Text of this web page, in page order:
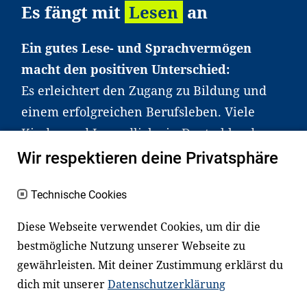
Es fängt mit Lesen an
Ein gutes Lese- und Sprachvermögen
macht den positiven Unterschied:
Es erleichtert den Zugang zu Bildung und
einem erfolgreichen Berufsleben. Viele
Kinder und Jugendliche in Deutschland
haben aber große Schwierigkeiten dabei.
an Familien sowie an Erzieher*innen,
Lehrer*innen und andere
Fachexpert*innen. Dafür arbeiten wir eng
mit Ministerien, wissenschaftlichen
Einrichtungen, Verbänden, Unternehmen
Wir respektieren deine Privatsphäre
Technische Cookies
Diese Webseite verwendet Cookies, um dir die
bestmögliche Nutzung unserer Webseite zu
gewährleisten. Mit deiner Zustimmung erklärst du
dich mit unsererDatenschutzerklärung